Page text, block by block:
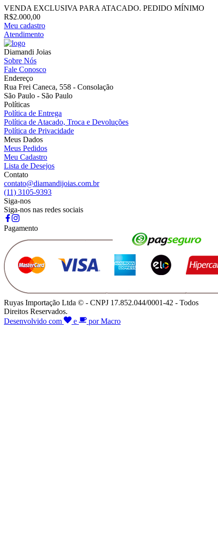
VENDA EXCLUSIVA PARA ATACADO. PEDIDO MÍNIMO
R$2.000,00
Meu cadastro
Atendimento
Diamandi Joias
Sobre Nós
Fale Conosco
Endereço
Rua Frei Caneca, 558 - Consolação
São Paulo - São Paulo
Políticas
Política de Entrega
Política de Atacado, Troca e Devoluções
Política de Privacidade
Meus Dados
Meus Pedidos
Meu Cadastro
Lista de Desejos
Contato
contato@diamandijoias.com.br
(11) 3105-9393
Siga-nos
Siga-nos nas redes sociais
Pagamento
Ruyas Importação Ltda © - CNPJ 17.852.044/0001-42 - Todos
Direitos Reservados.
Desenvolvido com
e por Macro